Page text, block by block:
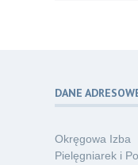
06
Poza
o
DANE
Okręgowa Izba
Pielęgniarek i